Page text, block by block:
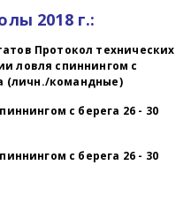
2018 г.:
Протокол технических
ловля спиннингом с
(личн./командные)
с берега 26 - 30
с берега 26 - 30